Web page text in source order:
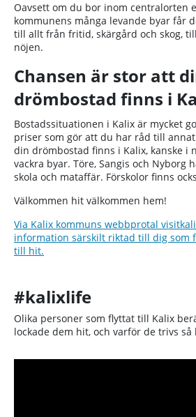
Oavsett om du bor inom centralorten
kommunens många levande byar får
till allt från fritid, skärgård och skog,
nöjen.
Chansen är stor att
drömbostad finns i
Bostadssituationen i Kalix är mycket
priser som gör att du har råd till
din drömbostad finns i Kalix, kanske i
vackra byar. Töre, Sangis och Nyborg
skola och mataffär. Förskolor finns
Välkommen hit välkommen hem!
Via Kalix kommuns webbprotal
information särskilt riktad till dig som
till hit.
#kalixlife
Olika personer som flyttat till Kalix
lockade dem hit, och varför de trivs så